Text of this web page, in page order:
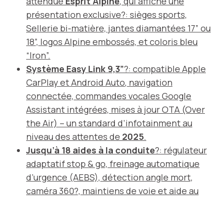
présentation exclusive?: sièges sports,
Sellerie bi-matière, jantes diamantées 17” ou
18”, logos Alpine embossés, et coloris bleu
“Iron”.
Système Easy Link 9,3”?: compatible Apple
CarPlayetAndroid Auto, navigation
connectée, commandes vocales Google
Assistant intégrées, mises à jour OTA (Over
the Air) – un standard d’infotainment au
niveau des attentes de 2025.
Jusqu’à 18 aides à la conduite?: régulateur
adaptatif stop & go, freinage automatique
d’urgence (AEBS), détection angle mort,
caméra 360?, maintiens de voie et aide au